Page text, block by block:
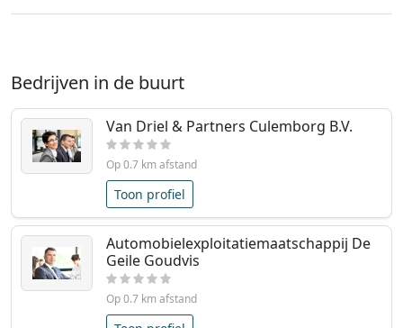
Bedrijven in de buurt
Van Driel & Partners Culemborg B.V.
Op 0.7 km afstand
Toon profiel
Automobielexploitatiemaatschappij De
Geile Goudvis
Op 0.7 km afstand